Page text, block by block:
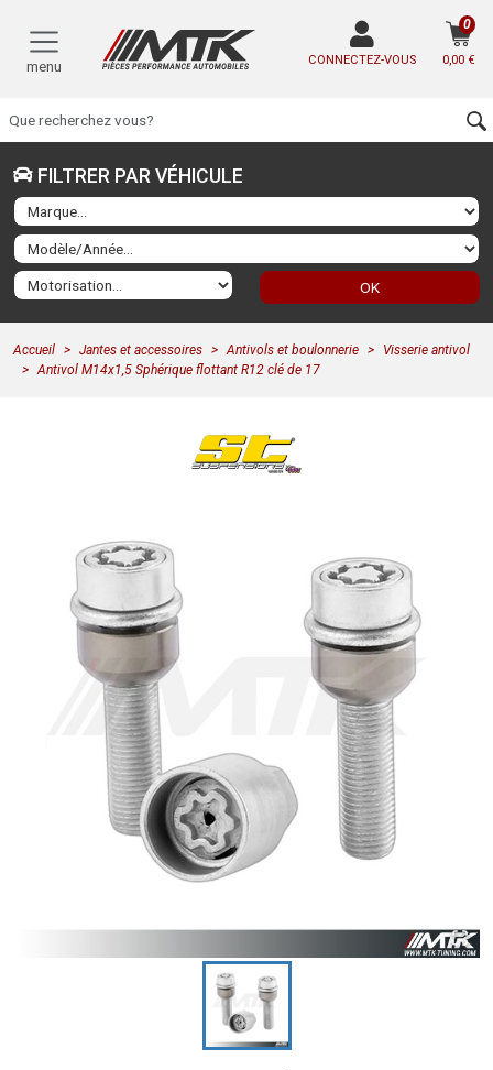
menu CONNECTEZ-VOUS 0,00 €
0
FILTRER PAR VÉHICULE
OK
Accueil Jantes et accessoires Antivols et boulonnerie
Visserie antivol
Antivol M14x1,5 Sphérique flottant R12 clé de 17